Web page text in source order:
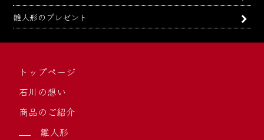
雛人形のプレゼント
トップページ
石川の想い
商品のご紹介
雛人形